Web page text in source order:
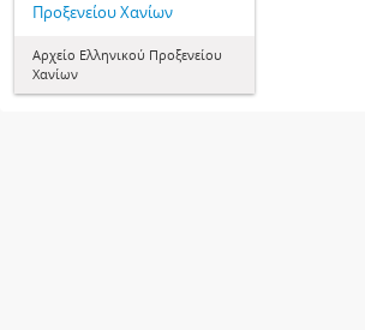
Προξενείου Χανίων
Αρχείο Ελληνικού Προξενείου
Χανίων